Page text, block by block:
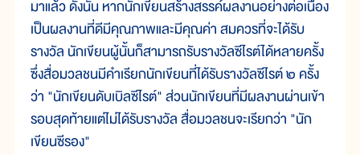
มาแล้ว ดังนั้น หากนักเขียนสร้างสรรค์ผลงานอย่างต่อเนื่อง
เป็นผลงานที่ดีมีคุณภาพและมีคุณค่า สมควรที่จะได้รับ
รางวัล นักเขียนผู้นั้นก็สามารถรับรางวัลซีไรต์ได้หลายครั้ง
ซึ่งสื่อมวลชนมีคำเรียกนักเขียนที่ได้รับรางวัลซีไรต์ ๒ ครั้ง
ว่า "นักเขียนดับเบิลซีไรต์" ส่วนนักเขียนที่มีผลงานผ่านเข้า
รอบสุดท้ายแต่ไม่ได้รับรางวัล สื่อมวลชนจะเรียกว่า "นัก
เขียนซีรอง"